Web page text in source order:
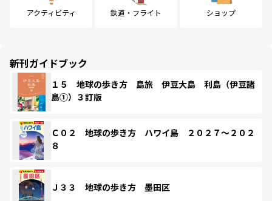
アクティビティ 鉄道・フライト ショップ
新刊ガイドブック
１５ 地球の歩き方 島旅 伊豆大島 利島（伊豆諸
島①）３訂版
Ｃ０２ 地球の歩き方 ハワイ島 ２０２７～２０２
８
Ｊ３３ 地球の歩き方 墨田区